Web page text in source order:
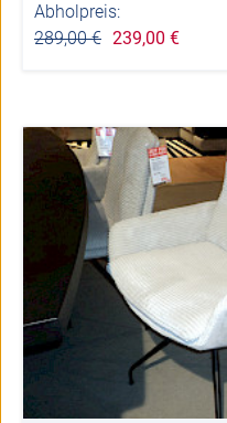
Abholpreis:
289,00 € 239,00 €